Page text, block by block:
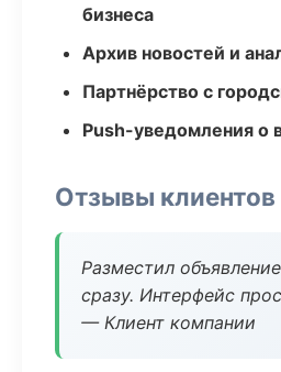
бизнеса
Архив новостей и
Партнёрство с
Push-уведомления о
Отзывы клиентов
Разместил
сразу. Интерфейс
— Клиент компании